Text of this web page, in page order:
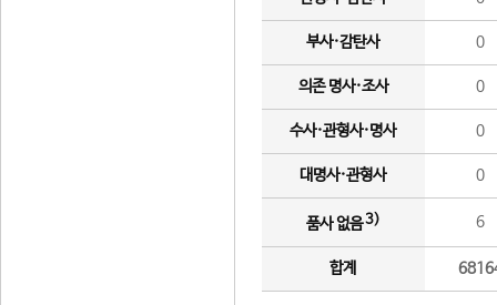
부사·감탄사 0
의존 명사·조사 0
수사·관형사·명사 0
대명사·관형사 0
품사 없음3) 6
합계